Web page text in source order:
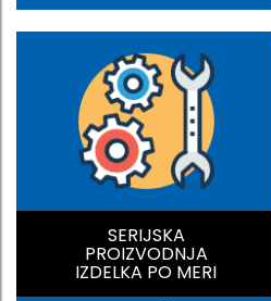
SERIJSKA
PROIZVODNJA
IZDELKA PO MERI